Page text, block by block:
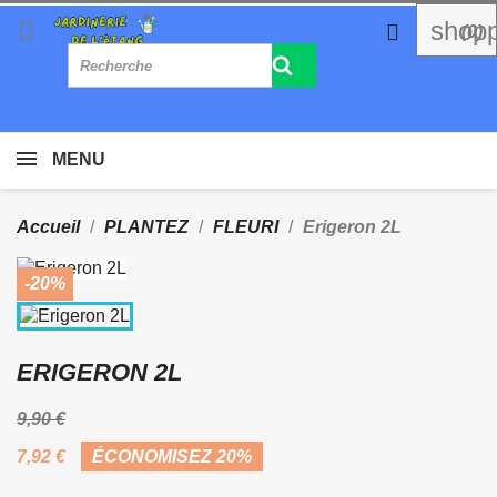
 (0)

MENU
Accueil PLANTEZ FLEURI Erigeron 2L
-20%
ERIGERON 2L
9,90 €
7,92 €
ÉCONOMISEZ 20%